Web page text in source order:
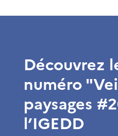
Découvrez
numéro
paysages
l’IGEDD